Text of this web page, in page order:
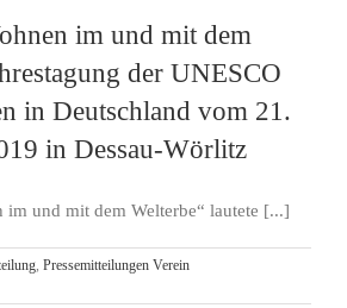
im und mit dem
der UNESCO
in Deutschland vom 21.
in Dessau-Wörlitz
im und mit dem Welterbe“ lautete [...]
, Pressemitteilungen Verein